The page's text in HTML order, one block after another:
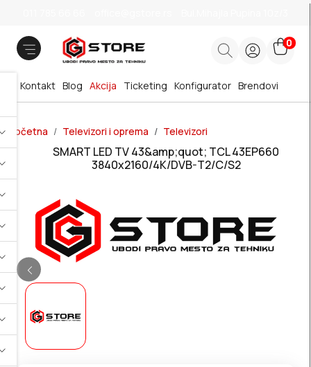
0
Brendovi
Blog Akcija
Kontakt Ticketing Konfigurator
Početna Televizori i oprema Televizori
SMART LED TV 43&amp;quot; TCL 43EP660
3840x2160/4K/DVB-T2/C/S2